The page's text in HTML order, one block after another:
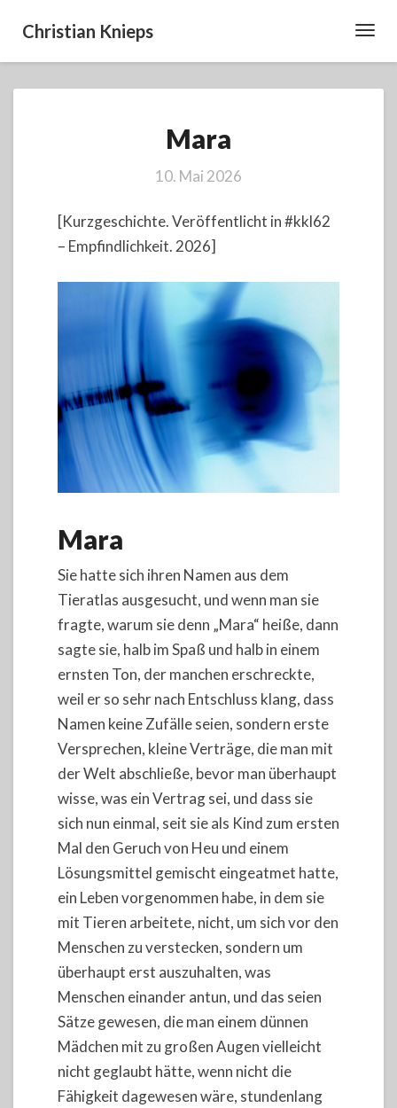
Christian Knieps
Mara
10. Mai 2026
[Kurzgeschichte. Veröffentlicht in #kkl62
– Empfindlichkeit. 2026]
Mara
Sie hatte sich ihren Namen aus dem
Tieratlas ausgesucht, und wenn man sie
fragte, warum sie denn „Mara“ heiße, dann
sagte sie, halb im Spaß und halb in einem
ernsten Ton, der manchen erschreckte,
weil er so sehr nach Entschluss klang, dass
Namen keine Zufälle seien, sondern erste
Versprechen, kleine Verträge, die man mit
der Welt abschließe, bevor man überhaupt
wisse, was ein Vertrag sei, und dass sie
sich nun einmal, seit sie als Kind zum ersten
Mal den Geruch von Heu und einem
Lösungsmittel gemischt eingeatmet hatte,
ein Leben vorgenommen habe, in dem sie
mit Tieren arbeitete, nicht, um sich vor den
Menschen zu verstecken, sondern um
überhaupt erst auszuhalten, was
Menschen einander antun, und das seien
Sätze gewesen, die man einem dünnen
Mädchen mit zu großen Augen vielleicht
nicht geglaubt hätte, wenn nicht die
Fähigkeit dagewesen wäre, stundenlang